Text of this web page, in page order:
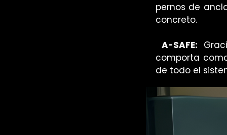
pernos de
concreto.
A-SAFE:
comporta
de todo el